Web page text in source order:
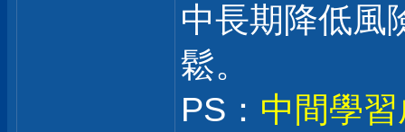
中長期降低風
鬆。
PS： 中間學